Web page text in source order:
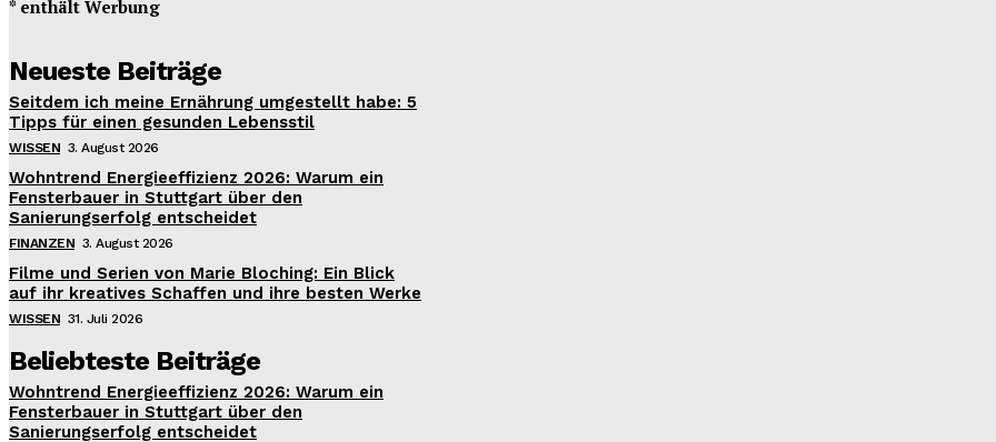
* enthält Werbung
Neueste Beiträge
Seitdem ich meine Ernährung umgestellt habe: 5
Tipps für einen gesunden Lebensstil
WISSEN 3. August 2026
Wohntrend Energieeffizienz 2026: Warum ein
Fensterbauer in Stuttgart über den
Sanierungserfolg entscheidet
FINANZEN 3. August 2026
Filme und Serien von Marie Bloching: Ein Blick
auf ihr kreatives Schaffen und ihre besten Werke
WISSEN 31. Juli 2026
Beliebteste Beiträge
Wohntrend Energieeffizienz 2026: Warum ein
Fensterbauer in Stuttgart über den
Sanierungserfolg entscheidet